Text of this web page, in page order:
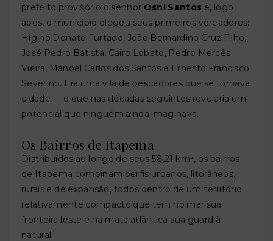
prefeito provisório o senhor Osni Santos e, logo
após, o município elegeu seus primeiros vereadores:
Higino Donato Furtado, João Bernardino Cruz Filho,
José Pedro Batista, Cairo Lobato, Pedro Mercês
Vieira, Manoel Carlos dos Santos e Ernesto Francisco
Severino. Era uma vila de pescadores que se tornava
cidade — e que nas décadas seguintes revelaria um
potencial que ninguém ainda imaginava.
Os Bairros de Itapema
Distribuídos ao longo de seus 58,21 km², os bairros
de Itapema combinam perfis urbanos, litorâneos,
rurais e de expansão, todos dentro de um território
relativamente compacto que tem no mar sua
fronteira leste e na mata atlântica sua guardiã
natural.